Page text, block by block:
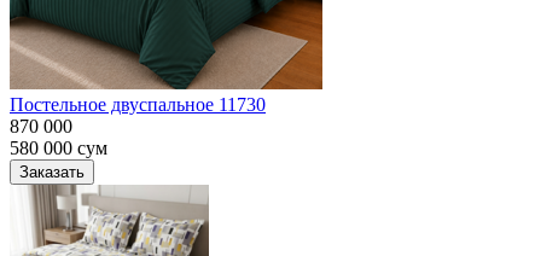
Постельное двуспальное 11730
870 000
580 000 сум
Заказать